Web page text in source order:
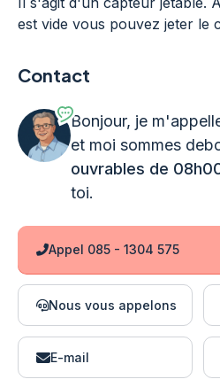
est vide vous pouvez jeter le
Contact
Bonjour, je
et moi sommes
ouvrables de
toi.
Appel 085 - 1304 575
Nous vous appelons
E-mail